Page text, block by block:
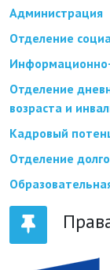
Администрация
Отделение
Отделение
возраста и
Кадровый
Отделение